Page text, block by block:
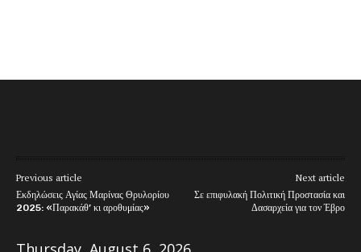
Previous article
Εκδηλώσεις Αγίας Μαρίνας Θρυλορίου
2025: «Παρακάθ’ κι αροθυμίας»
Next article
Σε επιφυλακή Πολιτική Προστασία και
Δασαρχεία για τον Έβρο